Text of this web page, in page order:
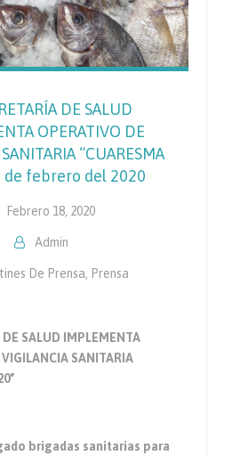
DE SALUD
OPERATIVO DE
“CUARESMA
de febrero del 2020
Febrero 18, 2020
Admin
De Prensa, Prensa
DE SALUD IMPLEMENTA
SANITARIA
brigadas sanitarias para